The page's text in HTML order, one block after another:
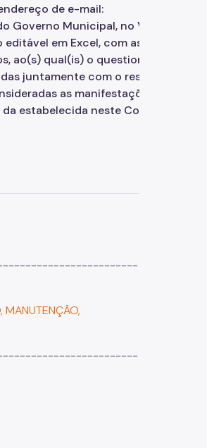
de e-mail:
Governo Municipal, no Viaduto do
em Excel, com as questões
ao(s) qual(is) o questionamento se
juntamente com o resultado de
as manifestações que não
estabelecida neste Comunicado.
MANUTENÇÃO,